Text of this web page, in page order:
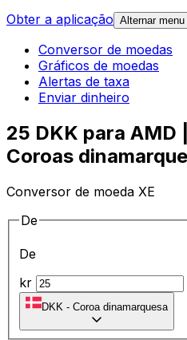
Obter a aplicação Alternar menu
Conversor de moedas
Gráficos de moedas
Alertas de taxa
Enviar dinheiro
25 DKK para
Coroas
Conversor de moeda XE
De
De
kr
DKK - Coroa dinamarquesa